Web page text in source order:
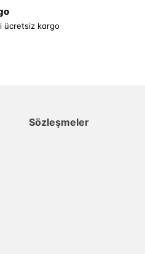
ücretsiz kargo
Sözleşmeler